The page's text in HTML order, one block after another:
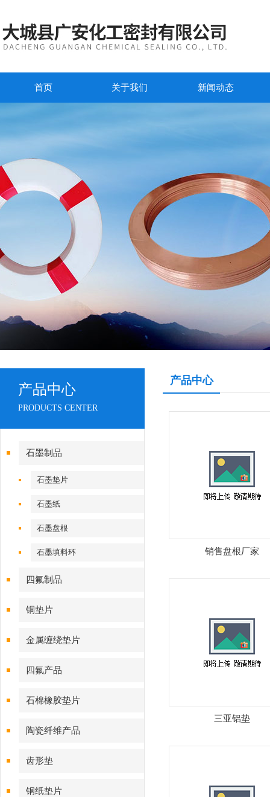
首页 关于我们 新闻动态
产品中心
PRODUCTS CENTER
石墨制品
石墨垫片
石墨纸
石墨盘根
石墨填料环
四氟制品
铜垫片
金属缠绕垫片
四氟产品
石棉橡胶垫片
陶瓷纤维产品
齿形垫
钢纸垫片
产品中心
销售盘根厂家
三亚铝垫